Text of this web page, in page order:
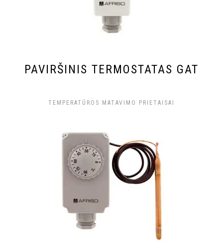
PAVIRŠINIS TERMOSTATAS GAT
TEMPERATŪROS MATAVIMO PRIETAISAI